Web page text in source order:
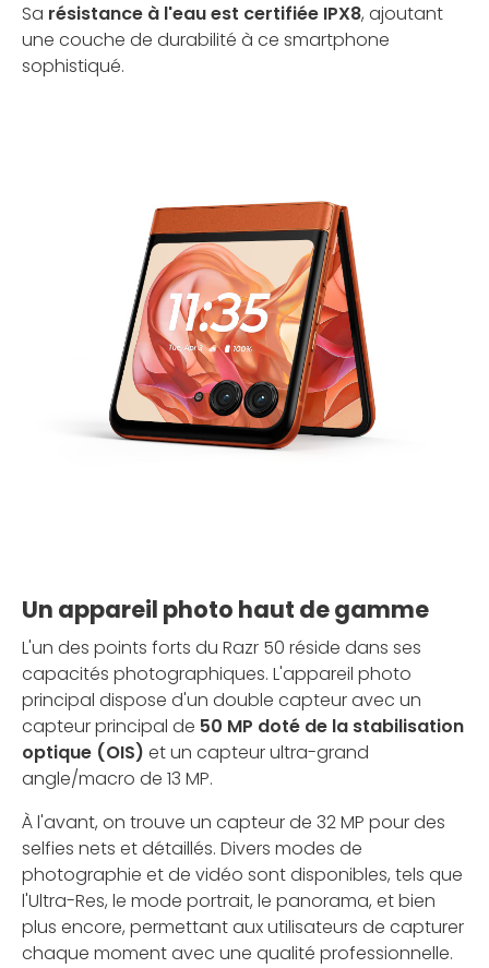
Sa résistance à l'eau est certifiée IPX8, ajoutant
une couche de durabilité à ce smartphone
sophistiqué.
Un appareil photo haut de gamme
L'un des points forts du Razr 50 réside dans ses
capacités photographiques. L'appareil photo
principal dispose d'un double capteur avec un
capteur principal de 50 MP doté de la stabilisation
optique (OIS) et un capteur ultra-grand
angle/macro de 13 MP.
À l'avant, on trouve un capteur de 32 MP pour des
selfies nets et détaillés. Divers modes de
photographie et de vidéo sont disponibles, tels que
l'Ultra-Res, le mode portrait, le panorama, et bien
plus encore, permettant aux utilisateurs de capturer
chaque moment avec une qualité professionnelle.